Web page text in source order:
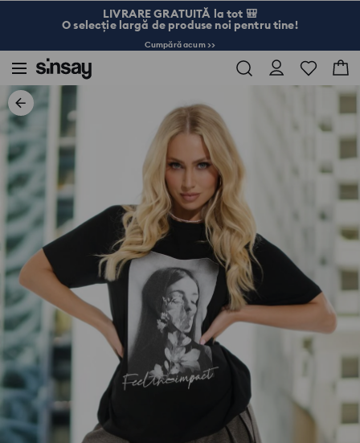
LIVRARE GRATUITĂ la tot 🎒
O selecție largă de produse noi pentru tine!
Cumpără acum >>